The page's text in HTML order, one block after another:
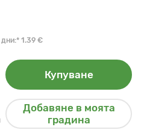
1.39 €
Купуване
Добавяне в моята
градина